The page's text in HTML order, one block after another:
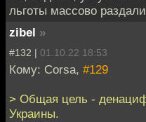
льготы массово
zibel »
#132 | 01.10.22 18:53
Кому: Corsa, #129
> Общая цель -
Украины.